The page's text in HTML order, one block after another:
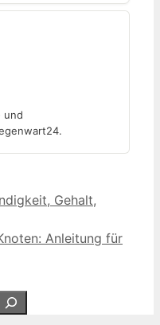
und
Gehalt,
Anleitung für